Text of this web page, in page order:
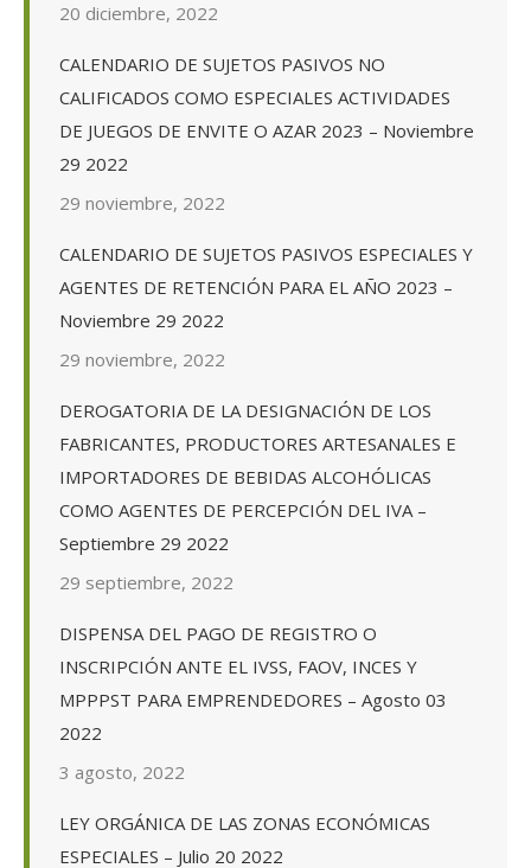
20 diciembre, 2022
CALENDARIO DE SUJETOS PASIVOS NO
CALIFICADOS COMO ESPECIALES ACTIVIDADES
DE JUEGOS DE ENVITE O AZAR 2023 – Noviembre
29 2022
29 noviembre, 2022
CALENDARIO DE SUJETOS PASIVOS ESPECIALES Y
AGENTES DE RETENCIÓN PARA EL AÑO 2023 –
Noviembre 29 2022
29 noviembre, 2022
DEROGATORIA DE LA DESIGNACIÓN DE LOS
FABRICANTES, PRODUCTORES ARTESANALES E
IMPORTADORES DE BEBIDAS ALCOHÓLICAS
COMO AGENTES DE PERCEPCIÓN DEL IVA –
Septiembre 29 2022
29 septiembre, 2022
DISPENSA DEL PAGO DE REGISTRO O
INSCRIPCIÓN ANTE EL IVSS, FAOV, INCES Y
MPPPST PARA EMPRENDEDORES – Agosto 03
2022
3 agosto, 2022
LEY ORGÁNICA DE LAS ZONAS ECONÓMICAS
ESPECIALES – Julio 20 2022